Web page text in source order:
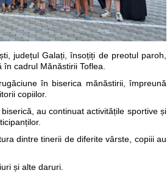
județul Galați, însoțiți de preotul paroh,
cadrul Mănăstirii Toflea.
în biserica mănăstirii, împreună
copiilor.
au continuat activitățile sportive și
dintre tinerii de diferite vârste, copiii au
și alte daruri.